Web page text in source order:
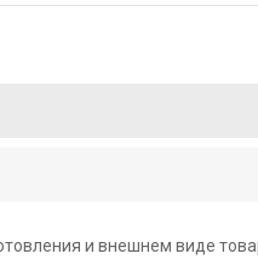
и внешнем виде